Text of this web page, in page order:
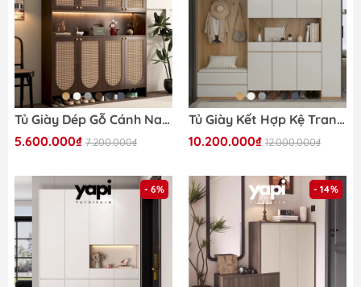
Tủ Giày Dép Gỗ Cánh Nan Có Kệ Trang Trí Hiện Đại 160x35x200 Yapi 325
5.600.000₫ 7.200.000₫
Tủ Giày Kết Hợp Kệ Trang Trí Phòng Khách Màu Vân Gỗ Phối Yapi-323
10.200.000₫ 12.000.000₫
- 6% - 14%